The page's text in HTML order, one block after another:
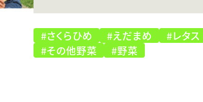
#さくらひめ #えだまめ
#レタス
#その他野菜
#野菜